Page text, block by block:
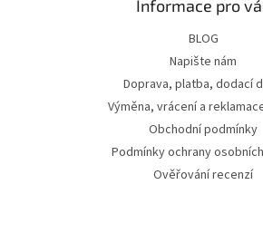
Informace pro
BLOG
Napište nám
Doprava, platba, dodací
Výměna, vrácení a
Obchodní podmínky
Podmínky ochrany
Ověřování recenzí